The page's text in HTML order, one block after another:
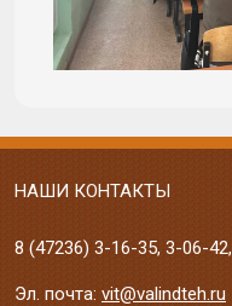
НАШИ КОНТАКТЫ
8 (47236) 3-16-35, 3-06-42,
Эл. почта: vit@valindteh.ru